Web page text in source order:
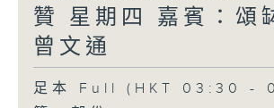
贊 星期四 嘉賓：頌
曾文通
足本 Full (HKT 03:30 -